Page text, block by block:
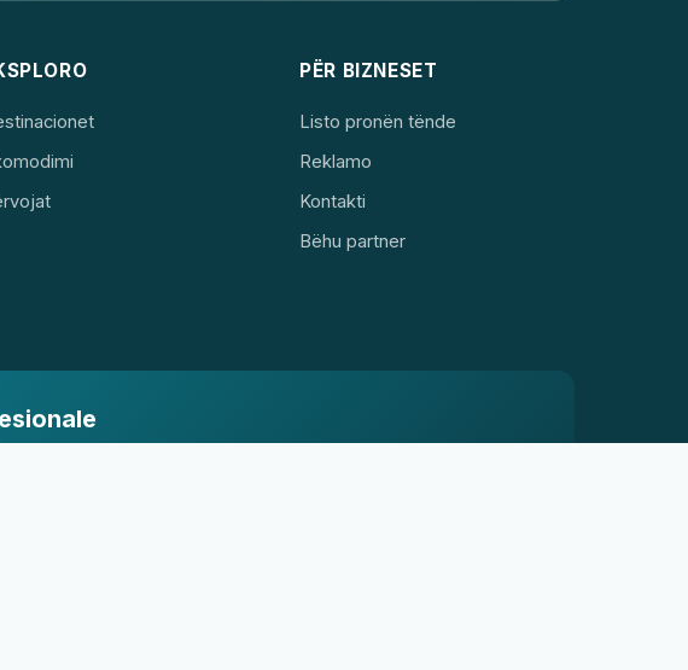
PËR BIZNESET
Listo pronën tënde
Reklamo
Kontakti
Bëhu partner